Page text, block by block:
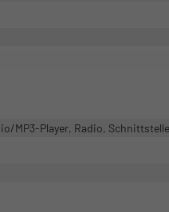
MP3-Player, Radio,